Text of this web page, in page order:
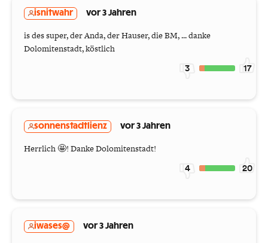
isnitwahr vor 3 Jahren
is des super, der Anda, der Hauser, die BM, ... danke
Dolomitenstadt, köstlich
3 17
sonnenstadtlienz vor 3 Jahren
Herrlich 🤩! Danke Dolomitenstadt!
4 20
iwases@ vor 3 Jahren